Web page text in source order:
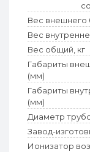
Вес внешнего
Вес
Вес общий, кг
Габариты
(мм)
Габариты
(мм)
Диаметр
Завод-
Ионизатор